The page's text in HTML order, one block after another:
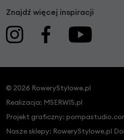
Znajdź więcej inspiracji
© 2026 RoweryStylowe.pl
Realizacja: MSERWIS.pl
Projekt graficzny:
Nasze sklepy: RoweryStylowe.pl